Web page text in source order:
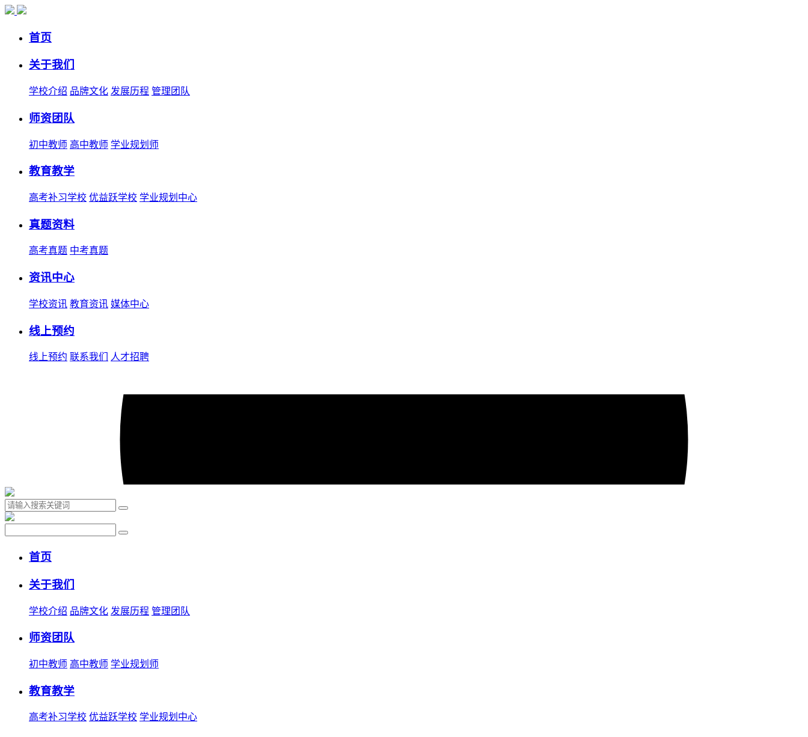
首页
关于我们
学校介绍 品牌文化 发展历程 管理团队
师资团队
初中教师 高中教师 学业规划师
教育教学
高考补习学校 优益跃学校 学业规划中心
真题资料
高考真题 中考真题
资讯中心
学校资讯 教育资讯 媒体中心
线上预约
线上预约 联系我们 人才招聘
首页
关于我们
学校介绍 品牌文化 发展历程 管理团队
师资团队
初中教师 高中教师 学业规划师
教育教学
高考补习学校 优益跃学校 学业规划中心